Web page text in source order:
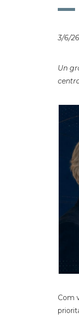
3/6/26
Un
Com